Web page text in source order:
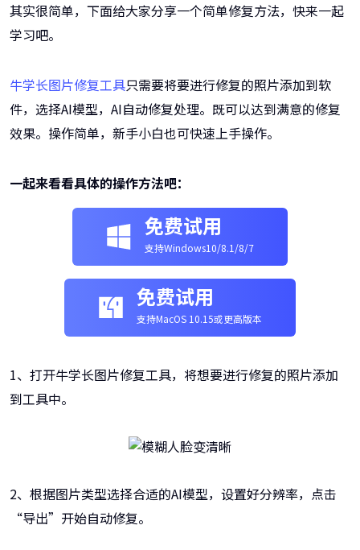
其实很简单，下面给大家分享一个简单修复方法，快来一起
学习吧。
牛学长图片修复工具只需要将要进行修复的照片添加到软
件，选择AI模型，AI自动修复处理。既可以达到满意的修复
效果。操作简单，新手小白也可快速上手操作。
一起来看看具体的操作方法吧：
免费试用
支持Windows10/8.1/8/7
免费试用
支持MacOS 10.15或更高版本
1、打开牛学长图片修复工具，将想要进行修复的照片添加
到工具中。
2、根据图片类型选择合适的AI模型，设置好分辨率，点击
“导出”开始自动修复。